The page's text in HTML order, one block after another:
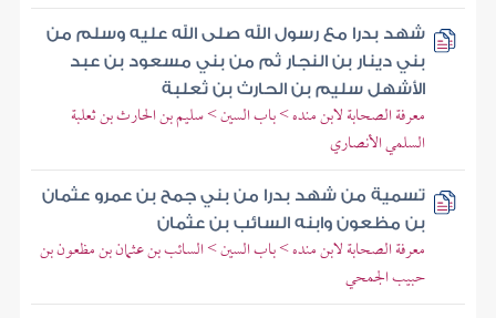
شهد بدرا مع رسول الله صلى الله عليه وسلم من
بني دينار بن النجار ثم من بني مسعود بن عبد
الأشهل سليم بن الحارث بن ثعلبة
معرفة الصحابة لابن منده > باب السين > سليم بن الحارث بن ثعلبة
السلمي الأنصاري
تسمية من شهد بدرا من بني جمح بن عمرو عثمان
بن مظعون وابنه السائب بن عثمان
معرفة الصحابة لابن منده > باب السين > السائب بن عثمان بن مظعون بن
حبيب الجمحي